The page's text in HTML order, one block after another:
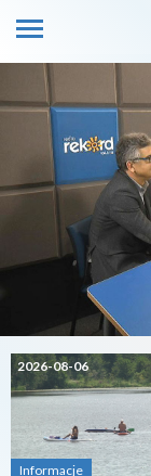
2026-08-06
Informacje